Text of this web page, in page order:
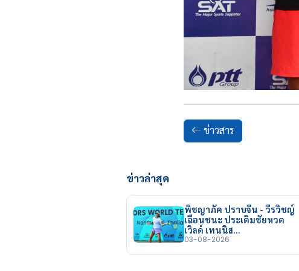
ข่าวสาร
ข่าวล่าสุด
พิชญาภัค ปราบจีน - วีรวิชญ์
เฉือนชนะ ประเดิมชัยหวด
เวิลด์ เทนนิส…
03-08-2026